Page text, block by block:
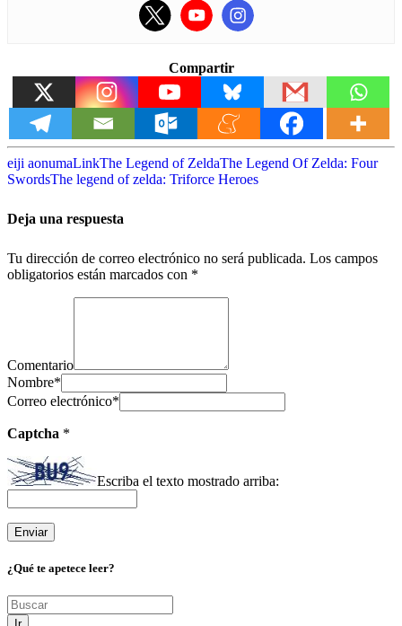
Compartir
eiji aonumaLinkThe Legend of ZeldaThe Legend Of Zelda: Four
SwordsThe legend of zelda: Triforce Heroes
Deja una respuesta
Tu dirección de correo electrónico no será publicada. Los campos
obligatorios están marcados con *
Comentario
Nombre*
Correo electrónico*
Captcha *
Escriba el texto mostrado arriba:
¿Qué te apetece leer?